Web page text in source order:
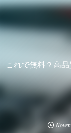
これで無料？高